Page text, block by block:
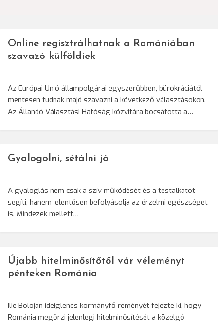
Online regisztrálhatnak a Romániában
szavazó külföldiek
Az Európai Unió állampolgárai egyszerűbben, bürokráciától
mentesen tudnak majd szavazni a következő választásokon.
Az Állandó Választási Hatóság közvitára bocsátotta a…
Gyalogolni, sétálni jó
A gyaloglás nem csak a szív működését és a testalkatot
segíti, hanem jelentősen befolyásolja az érzelmi egészséget
is. Mindezek mellett…
Újabb hitelminősítőtől vár véleményt
pénteken Románia
Ilie Bolojan ideiglenes kormányfő reményét fejezte ki, hogy
Románia megőrzi jelenlegi hitelminősítését a közelgő